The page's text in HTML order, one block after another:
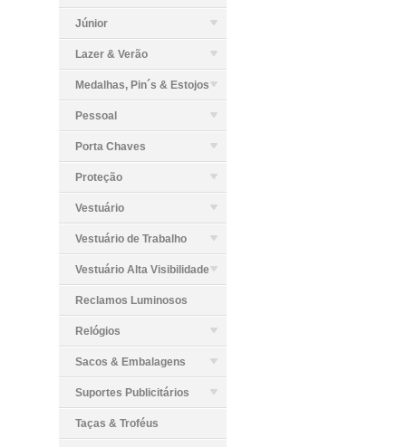
Júnior
Lazer & Verão
Medalhas, Pin´s & Estojos
Pessoal
Porta Chaves
Proteção
Vestuário
Vestuário de Trabalho
Vestuário Alta Visibilidade
Reclamos Luminosos
Relógios
Sacos & Embalagens
Suportes Publicitários
Taças & Troféus